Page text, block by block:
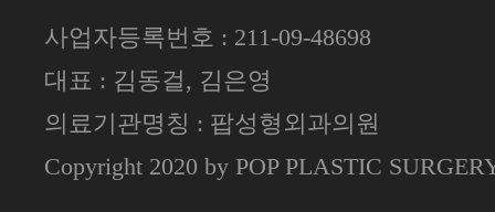
사업자등록번호 : 211-09-48698
대표 : 김동걸, 김은영
의료기관명칭 : 팝성형외과의원
Copyright 2020 by POP PLASTIC